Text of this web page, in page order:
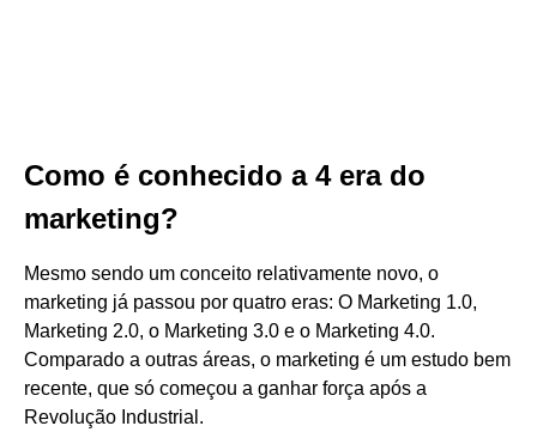
Como é conhecido a 4 era do
marketing?
Mesmo sendo um conceito relativamente novo, o
marketing já passou por quatro eras: O Marketing 1.0,
Marketing 2.0, o Marketing 3.0 e o Marketing 4.0.
Comparado a outras áreas, o marketing é um estudo bem
recente, que só começou a ganhar força após a
Revolução Industrial.